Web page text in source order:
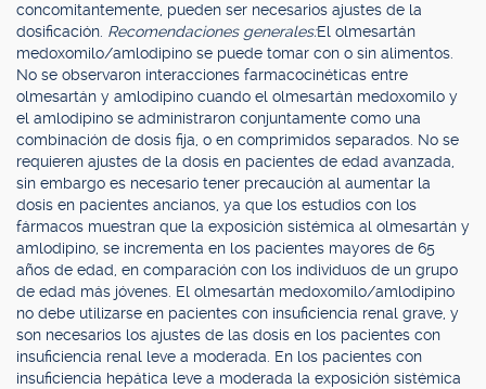
concomitantemente, pueden ser necesarios ajustes de la
dosificación. Recomendaciones generales:El olmesartán
medoxomilo/amlodipino se puede tomar con o sin alimentos.
No se observaron interacciones farmacocinéticas entre
olmesartán y amlodipino cuando el olmesartán medoxomilo y
el amlodipino se administraron conjuntamente como una
combinación de dosis fija, o en comprimidos separados. No se
requieren ajustes de la dosis en pacientes de edad avanzada,
sin embargo es necesario tener precaución al aumentar la
dosis en pacientes ancianos, ya que los estudios con los
fármacos muestran que la exposición sistémica al olmesartán y
amlodipino, se incrementa en los pacientes mayores de 65
años de edad, en comparación con los individuos de un grupo
de edad más jóvenes. El olmesartán medoxomilo/amlodipino
no debe utilizarse en pacientes con insuficiencia renal grave, y
son necesarios los ajustes de las dosis en los pacientes con
insuficiencia renal leve a moderada. En los pacientes con
insuficiencia hepática leve a moderada la exposición sistémica